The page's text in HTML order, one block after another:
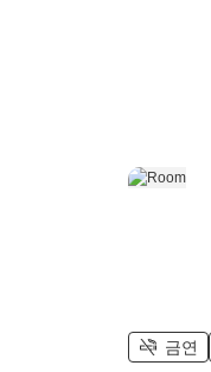
금연